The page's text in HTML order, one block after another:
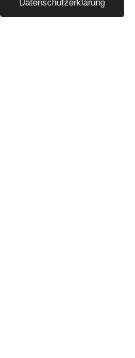
Datenschutzerklärung